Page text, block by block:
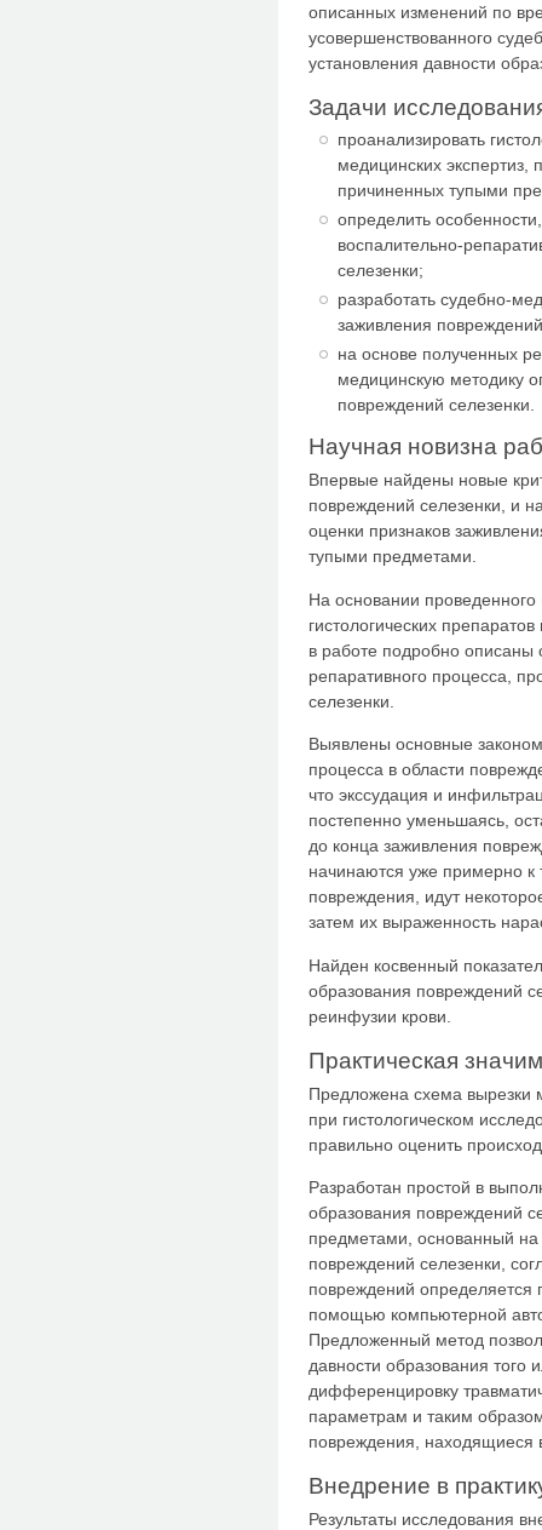
описанных изменений по
усовершенствованного
установления давности
Задачи
проанализировать
медицинских экспертиз,
причиненных тупыми
определить
воспалительно-
селезенки;
разработать судебно-
заживления
на основе полученных
медицинскую методику
повреждений селезенки.
Научная новизна
Впервые найдены новые
повреждений селезенки, и
оценки признаков
тупыми предметами.
На основании проведенного
гистологических
в работе подробно описаны
репаративного процесса,
селезенки.
Выявлены основные
процесса в области
что экссудация и
постепенно уменьшаясь,
до конца заживления
начинаются уже примерно к
повреждения, идут
затем их выраженность
Найден косвенный
образования повреждений
реинфузии крови.
Практическая
Предложена схема вырезки
при гистологическом
правильно оценить
Разработан простой в
образования повреждений
предметами, основанный на
повреждений селезенки,
повреждений определяется
помощью компьютерной
Предложенный метод
давности образования того
дифференцировку
параметрам и таким
повреждения, находящиеся
Внедрение в
Результаты исследования